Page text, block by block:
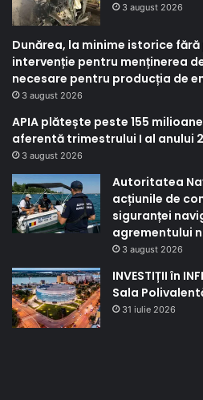
3 august 2026
Dunărea, la minime istorice
intervenție pentru menținerea
necesare pentru producția de
3 august 2026
APIA plătește peste 155
aferentă trimestrului I al anului
3 august 2026
Autoritatea
acțiunile de
siguranței
agrementului
3 august 2026
INVESTIȚII în
Sala
31 iulie 2026